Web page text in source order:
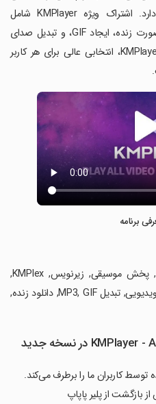
مختلف، برای راحتی بیشتر وجود دارد. اشتراک ویژه KMPlayer شامل
قابلیت‌هایی مانند دانلود مستقیم به‌صورت زنده، ایجاد GIF، و تبدیل صدای
ویدیوها به MP3 می‌شود. بی‌شک KMPlayer، انتخابی عالی برای هر کاربر
برنامه
‏کلیدواژه‌ها: KMPlayer, پلیر ویدیویی, پخش موسیقی, زیرنویس, KMPlex,
توکن MBL, توکن CBK, تکرار بخش ویدیویی, تبدیل MP3, GIF, دانلود زنده,
کاربران ما را برطرف می‌کند.
از پلیر پاپاپ